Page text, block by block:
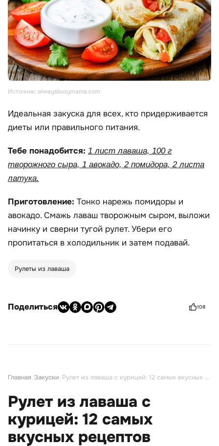
Источник: alwaysbusymama.com
Идеальная закуска для всех, кто придерживается
диеты или правильного питания.
Тебе понадобится: 1 лист лаваша, 100 г
творожного сыра, 1 авокадо, 2 помидора, 2 листа
латука.
Приготовление: Тонко нарежь помидоры и
авокадо. Смажь лаваш творожным сыром, выложи
начинку и сверни тугой рулет. Убери его
пропитаться в холодильник и затем подавай.
Рулеты из лаваша
Поделиться 108
Главная Закуски Рулет из лаваша с курицей: 12 самых вкусных рецептов
Рулет из лаваша с
курицей: 12 самых
вкусных рецептов